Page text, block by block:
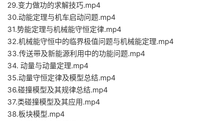
29.变力做功的求解技巧.mp4
30.动能定理与机车启动问题.mp4
31.势能定理与机械能守恒定律.mp4
32.机械能守恒中的临界极值问题与机械能定理.mp4
33.传送带及新能源利用中的功能问题.mp4
34. 动量与动量定理.mp4
35.动量守恒定律及模型总结.mp4
36.碰撞模型及其规律总结.mp4
37.类碰撞模型及其应用.mp4
38.板块模型.mp4